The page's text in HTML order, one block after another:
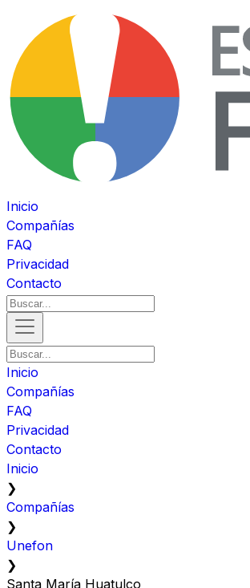
Inicio
Compañías
FAQ
Privacidad
Contacto
Inicio
Compañías
FAQ
Privacidad
Contacto
Inicio
❯
Compañías
❯
Unefon
❯
Santa María Huatulco